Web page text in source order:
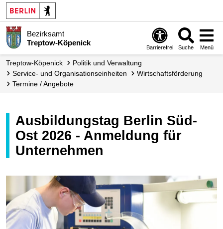
Bezirksamt
Treptow-Köpenick
Barrierefrei Suche Menü
Treptow-Köpenick
Politik und Verwaltung
Service- und Organisations­einheiten
Wirtschafts­förderung
Termine / Angebote
Ausbildungstag Berlin Süd-
Ost 2026 - Anmeldung für
Unternehmen